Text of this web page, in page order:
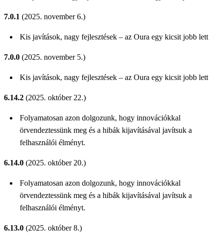
7.0.1 (2025. november 6.)
Kis javítások, nagy fejlesztések – az Oura egy kicsit jobb lett
7.0.0 (2025. november 5.)
Kis javítások, nagy fejlesztések – az Oura egy kicsit jobb lett
6.14.2 (2025. október 22.)
Folyamatosan azon dolgozunk, hogy innovációkkal
örvendeztessünk meg és a hibák kijavításával javítsuk a
felhasználói élményt.
6.14.0 (2025. október 20.)
Folyamatosan azon dolgozunk, hogy innovációkkal
örvendeztessünk meg és a hibák kijavításával javítsuk a
felhasználói élményt.
6.13.0 (2025. október 8.)